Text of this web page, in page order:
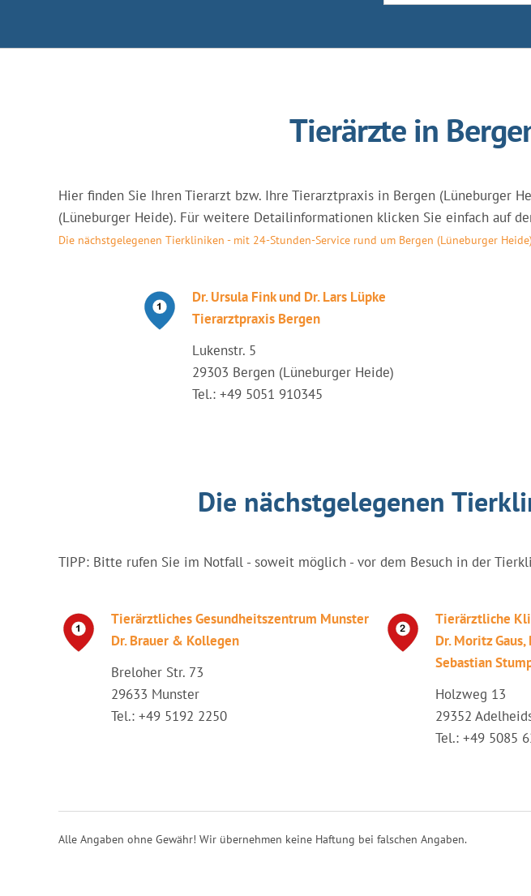
Tierärzte in
Hier finden Sie Ihren Tierarzt bzw. Ihre Tierarztpraxis in Bergen (Lüneburger
(Lüneburger Heide). Für weitere Detailinformationen klicken Sie einfach auf
Die nächstgelegenen Tierkliniken - mit 24-Stunden-Service rund um Bergen (Lüneburger Heide)
Dr. Ursula Fink und Dr. Lars Lüpke
Tierarztpraxis Bergen
Lukenstr. 5
29303 Bergen (Lüneburger Heide)
Tel.: +49 5051 910345
Die nächstgelegenen
TIPP: Bitte rufen Sie im Notfall - soweit möglich - vor dem Besuch in der
Tierärztliches Gesundheitszentrum Munster
Dr. Brauer & Kollegen
Breloher Str. 73
29633 Munster
Tel.: +49 5192 2250
Tierärztliche
Dr. Moritz Gaus,
Sebastian
Holzweg 13
29352
Tel.: +49 5085
Alle Angaben ohne Gewähr! Wir übernehmen keine Haftung bei falschen Angaben.